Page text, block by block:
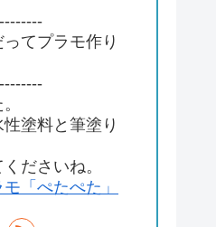
ってプラモ作り
塗料と筆塗り
ださいね。
「ぺたぺた」